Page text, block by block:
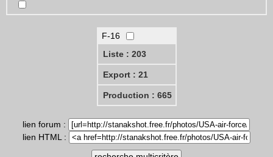
F-16
Liste : 203
Export : 21
Production : 665
lien forum :
lien HTML :